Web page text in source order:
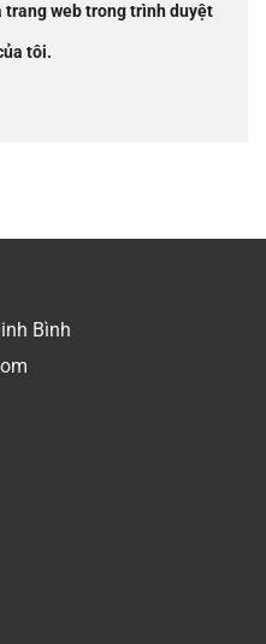
trang web trong trình duyệt
tôi.
Bình